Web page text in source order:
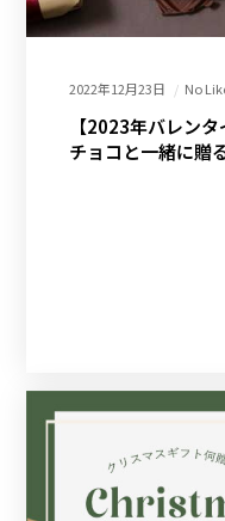
2022年12月23日 No
【2023年バレン
チョコと一緒に贈